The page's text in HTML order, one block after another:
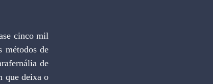
métodos de
de
que deixa o